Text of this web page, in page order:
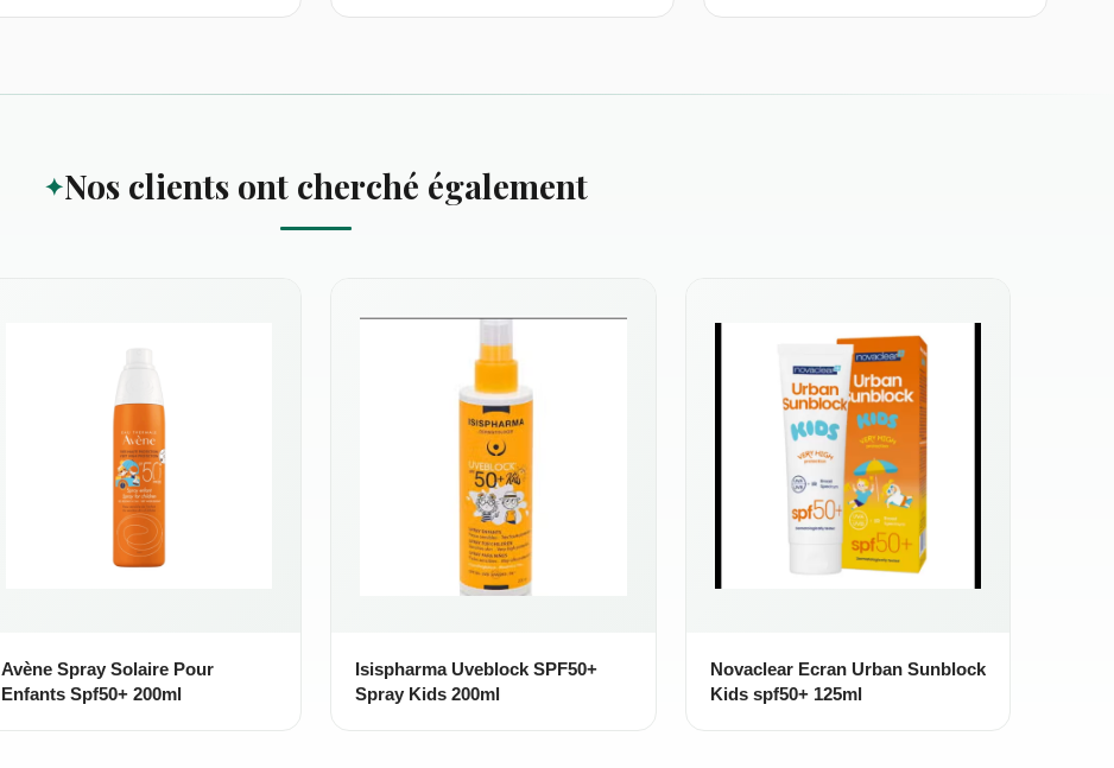
Nos clients ont cherché également
Avène Spray Solaire Pour
Enfants Spf50+ 200ml
Isispharma Uveblock SPF50+
Spray Kids 200ml
Novaclear Ecran Urban Sunblock
Kids spf50+ 125ml